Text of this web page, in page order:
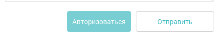
Авторизоваться Отправить